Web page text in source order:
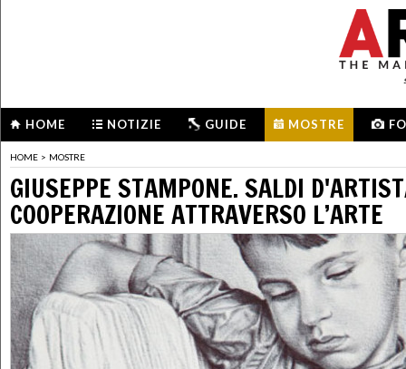
HOME NOTIZIE GUIDE MOSTRE
HOME > MOSTRE
GIUSEPPE STAMPONE. SALDI
COOPERAZIONE ATTRAVERSO L’ARTE